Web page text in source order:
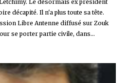
Le désormais ex président
décapité. Il n'a plus toute sa tête.
Libre Antenne diffusé sur Zouk
se porter partie civile, dans...